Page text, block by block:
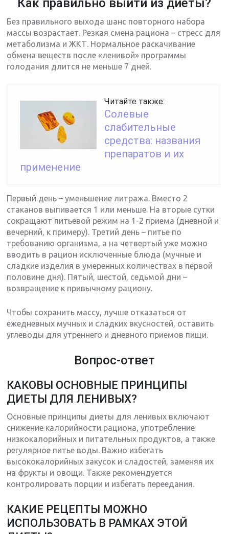
Без правильного выхода шанс повторного набора
массы возрастает. Резкая смена рациона – стресс для
метаболизма и ЖКТ. Нормальное раскачивание
обмена веществ после «ленивой» программы
голодания длится не меньше 7 дней.
Читайте также:
Солевые
слабительные
средства: названия
препаратов и их
применение
Первый день – уменьшение литража. Вместо 2
стаканов выпивается 1 или меньше. На вторые сутки
сокращают питьевой режим на 1-2 приема (дневной и
вечерний, к примеру). Третий день – питье по
требованию организма, а на четвертый уже можно
вводить в рацион исключенные блюда (мучные и
сладкие изделия в умеренных количествах в первой
половине дня). Пятый, шестой, седьмой дни –
возвращение к привычному рациону.
Чтобы сохранить массу, лучше отказаться от
ежедневных мучных и сладких вкусностей, оставить
углеводы для утреннего и дневного приемов пищи.
Вопрос-ответ
КАКОВЫ ОСНОВНЫЕ ПРИНЦИПЫ
ДИЕТЫ ДЛЯ ЛЕНИВЫХ?
Основные принципы диеты для ленивых включают
снижение калорийности рациона, употребление
низкокалорийных и питательных продуктов, а также
регулярное питье воды. Важно избегать
высококалорийных закусок и сладостей, заменяя их
на фрукты и овощи. Также рекомендуется
контролировать порции и избегать переедания.
КАКИЕ РЕЦЕПТЫ МОЖНО
ИСПОЛЬЗОВАТЬ В РАМКАХ ЭТОЙ